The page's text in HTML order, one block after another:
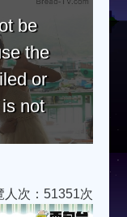
be
the
or
not
人次：51351次